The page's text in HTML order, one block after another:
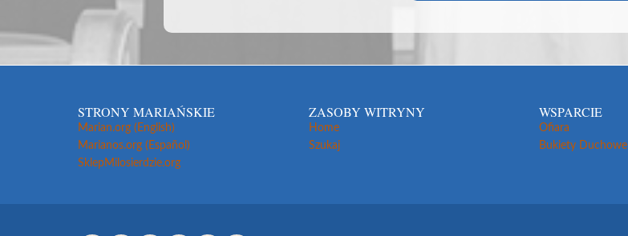
STRONY MARIAŃSKIE
Marian.org (English)
Marianos.org (Español)
SklepMilosierdzie.org
ZASOBY WITRYNY
Home
Szukaj
WSPARCIE
Ofiara
Bukiety Duchowe